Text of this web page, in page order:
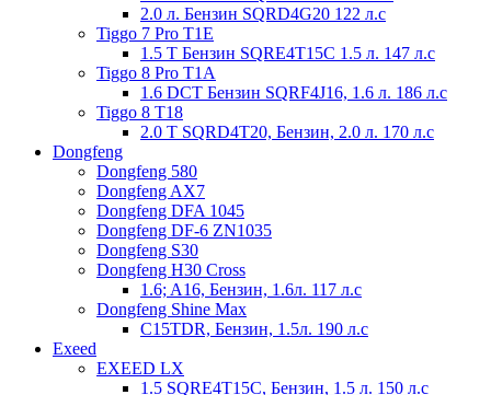
2.0 л. Бензин SQRD4G20 122 л.с
Tiggo 7 Prо T1E
1.5 T Бензин SQRЕ4T15C 1.5 л. 147 л.с
Tiggo 8 Pro T1A
1.6 DCT Бензин SQRF4J16, 1.6 л. 186 л.с
Tiggo 8 T18
2.0 T SQRD4T20, Бензин, 2.0 л. 170 л.с
Dongfeng
Dongfeng 580
Dongfeng AX7
Dongfeng DFA 1045
Dongfeng DF-6 ZN1035
Dongfeng S30
Dongfeng H30 Cross
1.6; A16, Бензин, 1.6л. 117 л.с
Dongfeng Shine Max
C15TDR, Бензин, 1.5л. 190 л.с
Exeed
EXEED LX
1.5 SQRE4T15C, Бензин, 1.5 л. 150 л.с